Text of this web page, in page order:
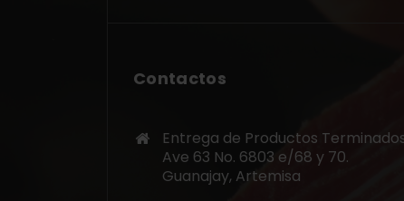
Contactos
Entrega de Productos
Ave 63 No. 6803 e/68 y 70.
Guanajay, Artemisa